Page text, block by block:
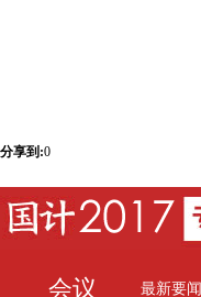
分享到:0